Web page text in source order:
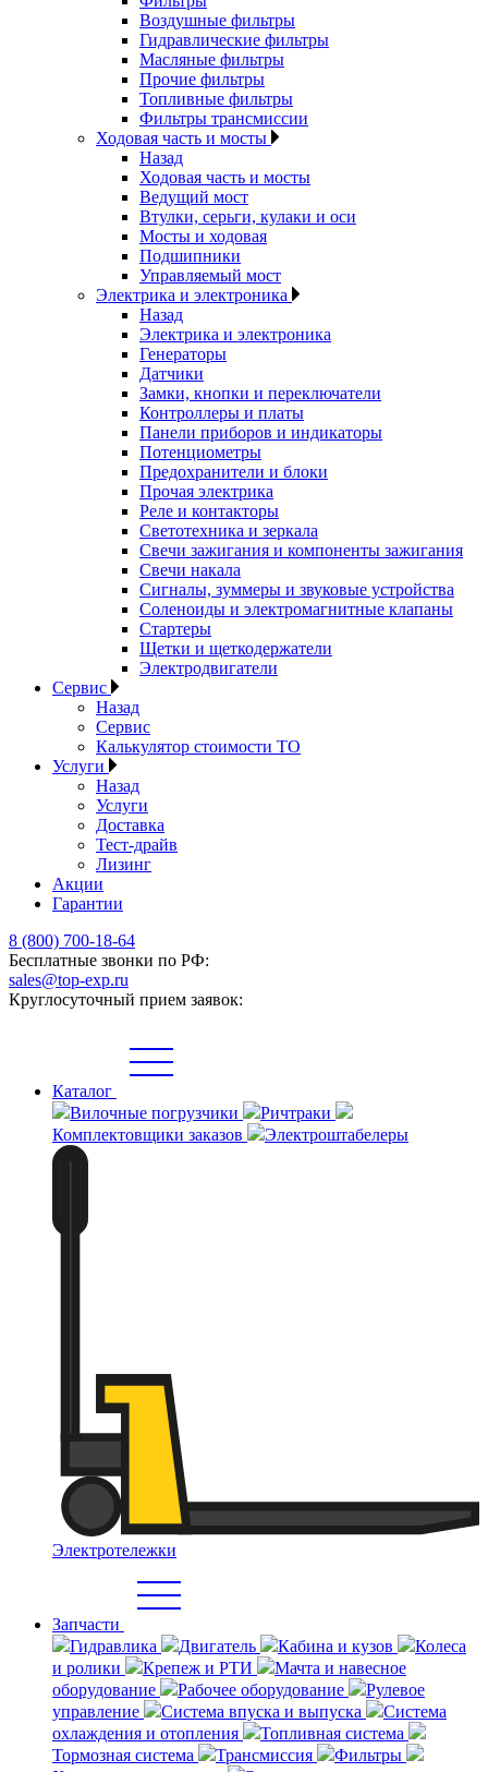
Воздушные фильтры
Гидравлические фильтры
Масляные фильтры
Прочие фильтры
Топливные фильтры
Фильтры трансмиссии
Ходовая часть и мосты
Назад
Ходовая часть и мосты
Ведущий мост
Втулки, серьги, кулаки и оси
Мосты и ходовая
Подшипники
Управляемый мост
Электрика и электроника
Назад
Электрика и электроника
Генераторы
Датчики
Замки, кнопки и переключатели
Контроллеры и платы
Панели приборов и индикаторы
Потенциометры
Предохранители и блоки
Прочая электрика
Реле и контакторы
Светотехника и зеркала
Свечи зажигания и компоненты зажигания
Свечи накала
Сигналы, зуммеры и звуковые устройства
Соленоиды и электромагнитные клапаны
Стартеры
Щетки и щеткодержатели
Электродвигатели
Сервис
Назад
Сервис
Калькулятор стоимости ТО
Услуги
Назад
Услуги
Доставка
Тест-драйв
Лизинг
Акции
Гарантии
8 (800) 700-18-64
Бесплатные звонки по РФ:
sales@top-exp.ru
Круглосуточный прием заявок:
Каталог
Вилочные погрузчики
Ричтраки
Комплектовщики заказов
Электроштабелеры
Электротележки
Запчасти
Гидравлика
Двигатель Кабина и кузов
Колеса
и ролики
Крепеж и РТИ
Мачта и навесное
оборудование
Рабочее оборудование
Рулевое
управление
Система впуска и выпуска
Система
охлаждения и отопления
Топливная система
Тормозная система
Трансмиссия
Фильтры